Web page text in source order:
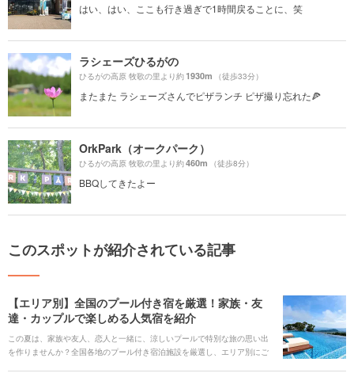
はい、はい、ここも行き過ぎで1時間戻ることに、笑
ラシェーズひるがの
ひるがの高原 牧歌の里より約1930m （徒歩33分）
またまた ラシェーズさんでピザランチ ピザ撮り忘れた🍕
OrkPark（オークパーク）
ひるがの高原 牧歌の里より約460m （徒歩8分）
BBQしてきたよー
このスポットが紹介されている記事
【エリア別】全国のプール付き宿を厳選！家族・友
達・カップルで楽しめる人気宿を紹介
この夏は、家族や友人、恋人と一緒に、涼しいプールで特別な旅の思い出
を作りませんか？全国各地のプール付き宿泊施設を厳選し、エリア別にご